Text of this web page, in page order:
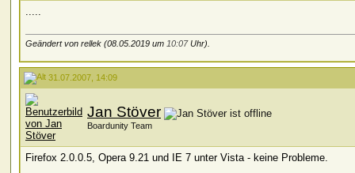
.....
Geändert von rellek (08.05.2019 um 10:07Uhr).
31.07.2007, 14:09
Jan Stöver
Boardunity Team
Firefox 2.0.0.5, Opera 9.21 und IE 7 unter Vista - keine Probleme.